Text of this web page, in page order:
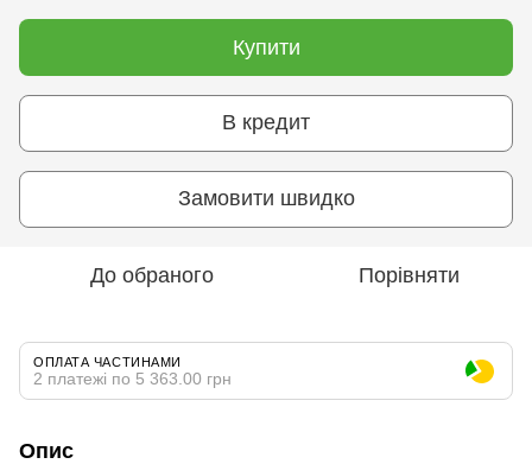
Купити
В кредит
Замовити швидко
До обраного Порівняти
ОПЛАТА ЧАСТИНАМИ
2 платежі по 5 363.00 грн
Опис